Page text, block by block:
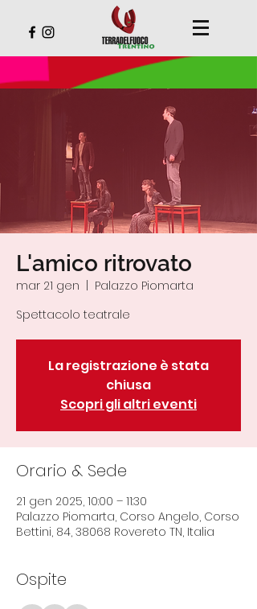
L'amico ritrovato
mar 21 gen
Palazzo Piomarta
Spettacolo teatrale
La registrazione è stata
chiusa
Scopri gli altri eventi
Orario & Sede
21 gen 2025, 10:00 – 11:30
Palazzo Piomarta, Corso Angelo, Corso
Bettini, 84, 38068 Rovereto TN, Italia
Ospite